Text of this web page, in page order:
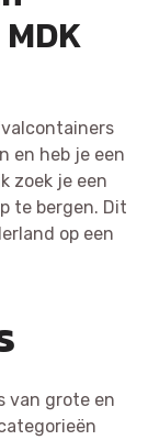
en heb je een
zoek je een
te bergen. Dit
op een
van grote en